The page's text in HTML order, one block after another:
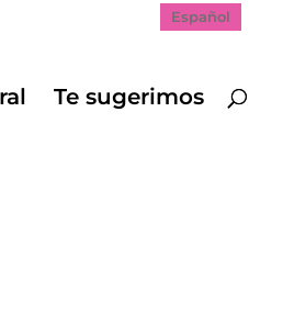
Español
Te sugerimos